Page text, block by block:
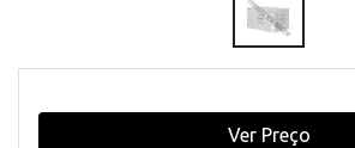
Ver Preço